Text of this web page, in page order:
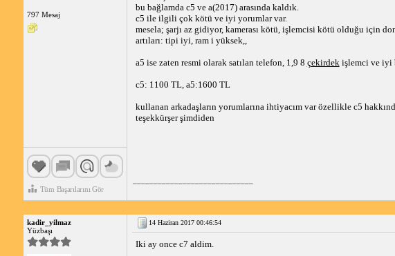
797 Mesaj
Tüm Başarılarını Gör
bu bağlamda c5 ve a(2017) arasında kaldık.
c5 ile ilgili çok kötü ve iyi yorumlar var.
mesela; şarjı az gidiyor, kamerası kötü, işlemcisi kötü olduğu için
artıları: tipi iyi, ram i yüksek,,
a5 ise zaten resmi olarak satılan telefon, 1,9 8 çekirdekişlemci ve iyi
c5: 1100 TL, a5:1600 TL
kullanan arkadaşların yorumlarına ihtiyacım var özellikle c5
teşekkürşer şimdiden
kadir_yilmaz
Yüzbaşı
14 Haziran 2017 00:46:54
Iki ay once c7 aldim.